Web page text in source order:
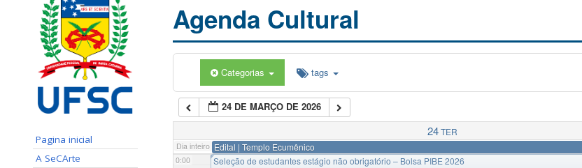
Pagina inicial
A SeCArte
Agenda Cultural
Categorias tags
24 DE MARÇO DE 2026
24 TER
Dia inteiro Edital | Templo Ecumênico
0:00 ◤Seleção de estudantes estágio não obrigatório – Bolsa PIBE 2026